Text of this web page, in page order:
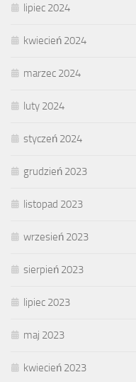
lipiec 2024
kwiecień 2024
marzec 2024
luty 2024
styczeń 2024
grudzień 2023
listopad 2023
wrzesień 2023
sierpień 2023
lipiec 2023
maj 2023
kwiecień 2023